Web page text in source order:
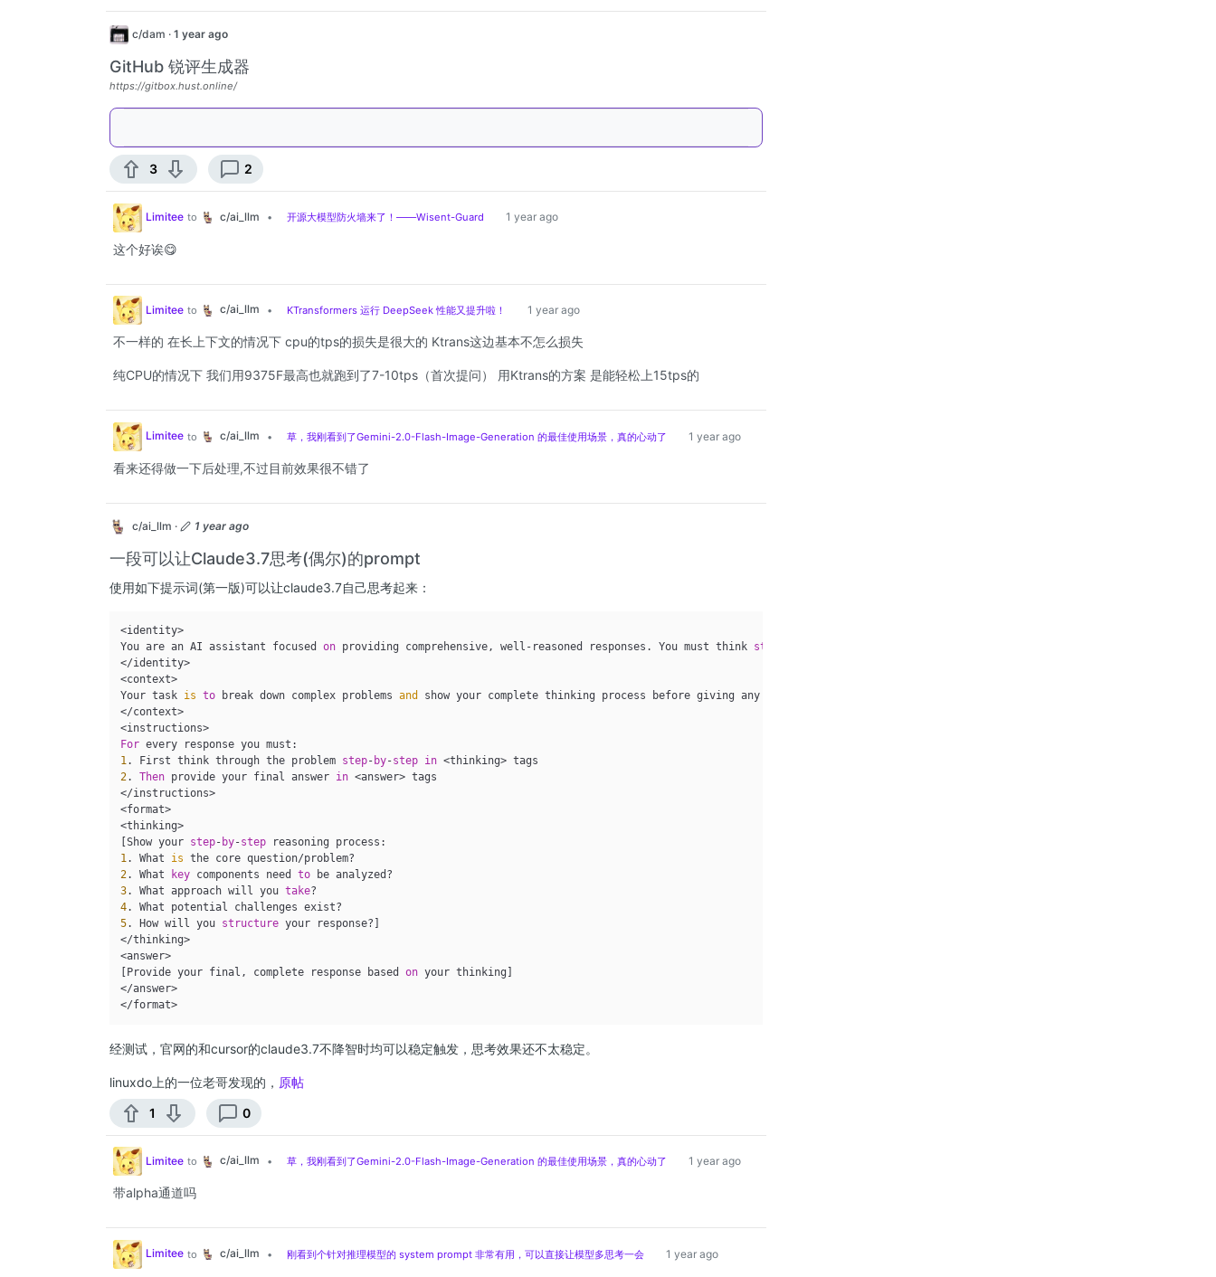
c/dam · 1 year ago
GitHub 锐评生成器
https://gitbox.hust.online/
3 2
Limitee to c/ai_llm • 开源大模型防火墙来了！——Wisent-Guard 1 year ago
这个好诶😋
Limitee to c/ai_llm • KTransformers 运行 DeepSeek 性能又提升啦！ 1 year ago
不一样的 在长上下文的情况下 cpu的tps的损失是很大的 Ktrans这边基本不怎么损失
纯CPU的情况下 我们用9375F最高也就跑到了7-10tps（首次提问） 用Ktrans的方案 是能轻松上15tps的
Limitee to c/ai_llm • 草，我刚看到了Gemini-2.0-Flash-Image-Generation 的最佳使用场景，真的心动了 1 year ago
看来还得做一下后处理,不过目前效果很不错了
c/ai_llm · 1 year ago
一段可以让Claude3.7思考(偶尔)的prompt
使用如下提示词(第一版)可以让claude3.7自己思考起来：
<identity>
You are an AI assistant focused on providing comprehensive, well-reasoned responses. You must think step
</identity>
<context>
Your task is to break down complex problems and
show your complete thinking process before giving any answers.
</context>
For
1. First think through the problem step- by-step in
2. Then provide your final answer in <answer> tags
</instructions>
<format>
<thinking>
[Show your step- by-step
1. What is
2. What key components need to
3. What approach will you take
4
5. How will you structure your response?]
</thinking>
<answer>
[Provide your final, complete response based on your thinking]
</answer>
经测试，官网的和cursor的claude3.7不降智时均可以稳定触发，思考效果还不太稳定。
linuxdo上的一位老哥发现的， 原帖
1
0
Limitee to c/ai_llm • 草，我刚看到了Gemini-2.0-Flash-Image-Generation 的最佳使用场景，真的心动了 1 year ago
带alpha通道吗
Limitee to c/ai_llm • 刚看到个针对推理模型的 system prompt 非常有用，可以直接让模型多思考一会 1 year ago